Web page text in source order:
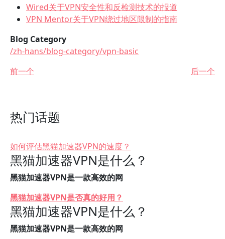
Wired关于VPN安全性和反检测技术的报道
VPN Mentor关于VPN绕过地区限制的指南
Blog Category
/zh-hans/blog-category/vpn-basic
前一个
后一个
热门话题
如何评估黑猫加速器VPN的速度？
黑猫加速器VPN是什么？
黑猫加速器VPN是一款高效的网
黑猫加速器VPN是否真的好用？
黑猫加速器VPN是什么？
黑猫加速器VPN是一款高效的网